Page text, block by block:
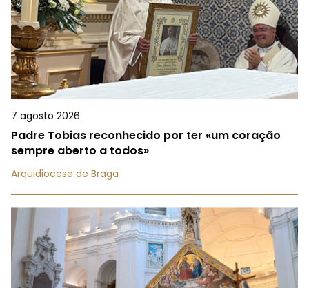
7 agosto 2026
Padre Tobias reconhecido por ter «um coração
sempre aberto a todos»
Arquidiocese de Braga